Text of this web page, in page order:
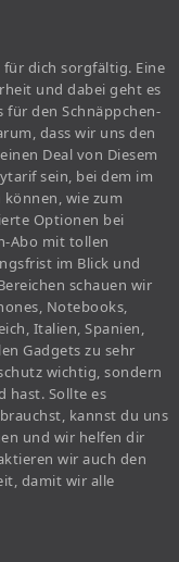
dich sorgfältig. Eine
und dabei geht es
für den Schnäppchen-
dass wir uns den
Deal von Diesem
sein, bei dem im
wie zum
Optionen bei
Abo mit tollen
im Blick und
schauen wir
Notebooks,
Italien, Spanien,
Gadgets zu sehr
wichtig, sondern
hast. Sollte es
kannst du uns
und wir helfen dir
wir auch den
damit wir alle